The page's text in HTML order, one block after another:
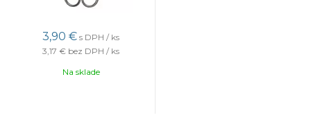
3,90 € s DPH / ks
3,17 € bez DPH / ks
Na sklade